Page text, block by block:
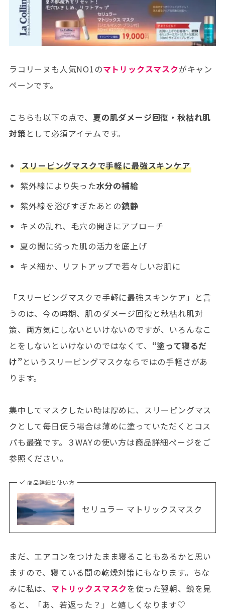
ラコリーヌも人気NO1のマトリックスマスクがキャン
ペーンです。
こちらも以下の点で、 夏の肌ダメージ回復・秋枯れ肌
対策として必須アイテムです。
スリーピングマスクで手軽に最強スキンケア
紫外線により失った水分の補給
紫外線を浴びすぎたあとの鎮静
キメの乱れ、毛穴の開きにアプローチ
夏の間に劣った肌の活力を底上げ
キメ細か、リフトアップで若々しいお肌に
「スリーピングマスクで手軽に最強スキンケア」と言
うのは、今の時期、肌のダメージ回復と秋枯れ肌対
策、両方気にしないといけないのですが、いろんなこ
とをしないといけないのではなくて、 “塗って寝るだ
け”というスリーピングマスクならではの手軽さがあ
ります。
集中してマスクしたい時は厚めに、スリーピングマス
クとして毎日使う場合は薄めに塗っていただくとコス
パも最強です。３WAYの使い方は商品詳細ぺージをご
参照ください。
商品詳細と使い方
セリュラー マトリックスマスク
まだ、エアコンをつけたまま寝ることもあるかと思い
ますので、寝ている間の乾燥対策にもなります。ちな
みに私は、 マトリックスマスクを使った翌朝、鏡を見
ると、「あ、若返った？」と嬉しくなります♡